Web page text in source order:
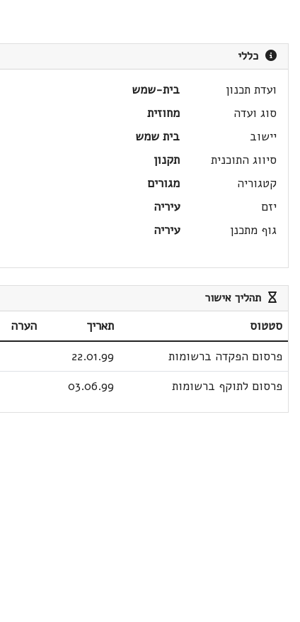
כללי
ועדת תכנון
בית-שמש
סוג ועדה
מחוזית
יישוב
בית שמש
סיווג התוכנית
תקנון
קטגוריה
מגורים
יזם
עיריה
גוף מתכנן
עיריה
תהליך אישור
סטטוס תאריך
הערה
פרסום הפקדה ברשומות
22.01.99
פרסום לתוקף ברשומות
03.06.99